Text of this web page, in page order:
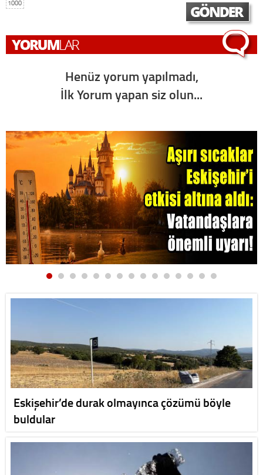
1000
Henüz yorum yapılmadı,
İlk Yorum yapan siz olun...
Eskişehir’de durak olmayınca çözümü böyle
buldular